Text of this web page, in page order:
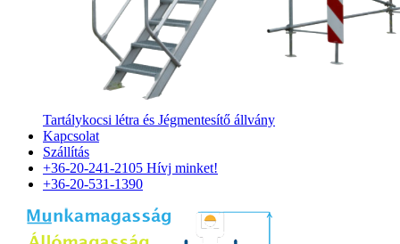
Tartálykocsi létra és Jégmentesítő állvány
Kapcsolat
Szállítás
+36-20-241-2105 Hívj minket!
+36-20-531-1390